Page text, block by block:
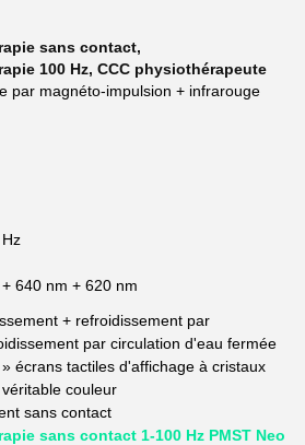
sans contact,
100 Hz, CCC physiothérapeute
par magnéto-impulsion + infrarouge
640 nm + 620 nm
+ refroidissement par
par circulation d'eau fermée
écrans tactiles d'affichage à cristaux
couleur
sans contact
sans contact 1-100 Hz PMST Neo